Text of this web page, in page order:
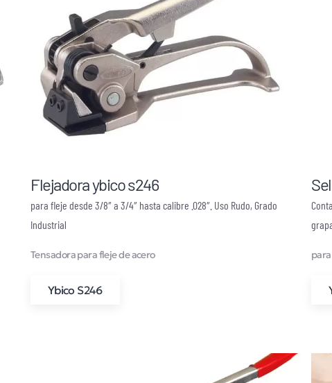
Flejadora ybico s246
para fleje desde 3/8″ a 3/4″ hasta calibre .028″. Uso Rudo, Grado
Industrial
Tensadora para fleje de acero
Ybico S246
para